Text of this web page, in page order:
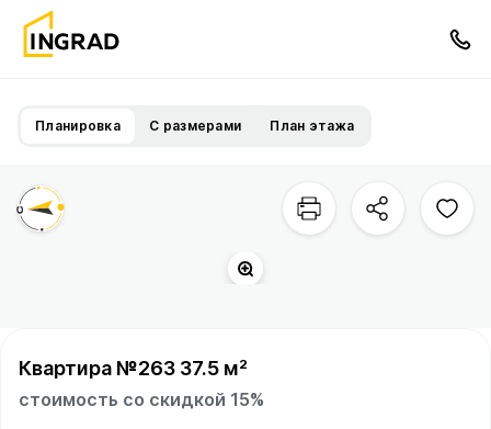
Планировка С размерами План этажа
Квартира №263 37.5 м²
стоимость со скидкой 15%